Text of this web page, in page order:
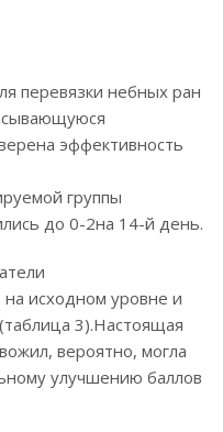
перевязки небных ран
эффективность
группы
до 0-2на 14-й день.
исходном уровне и
3).Настоящая
вероятно, могла
улучшению баллов